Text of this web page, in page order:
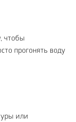
чтобы
прогонять воду
или